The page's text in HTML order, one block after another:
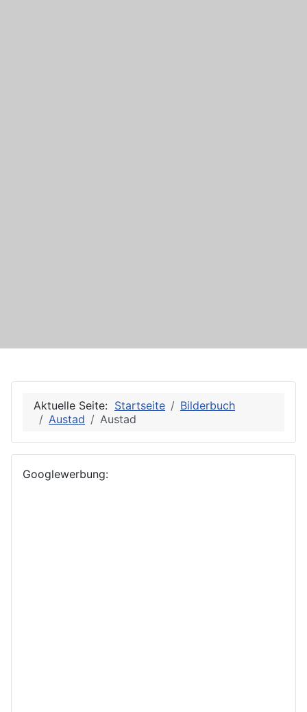
Aktuelle Seite: Startseite
Bilderbuch
Austad
Austad
Googlewerbung: